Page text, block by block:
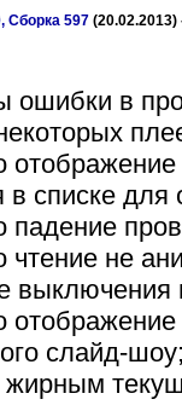
Сборка 597 (20.02.2013)
ошибки в
в списке для
падение
чтение не
выключения
слайд-